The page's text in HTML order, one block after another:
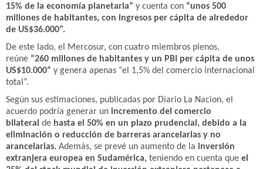
15% de la economía planetaria” y cuenta con “unos 500
millones de habitantes, con ingresos per cápita de alrededor
de US$36.000”.
De este lado, el Mercosur, con cuatro miembros plenos,
reúne “260 millones de habitantes y un PBI per cápita de unos
US$10.000” y genera apenas “el 1,5% del comercio internacional
total”.
Según sus estimaciones, publicadas por Diario La Nacion, el
acuerdo podría generar un incremento del comercio
bilateral de hasta el 50% en un plazo prudencial, debido a la
eliminación o reducción de barreras arancelarias y no
arancelarias. Además, se prevé un aumento de la inversión
extranjera europea en Sudamérica, teniendo en cuenta que el